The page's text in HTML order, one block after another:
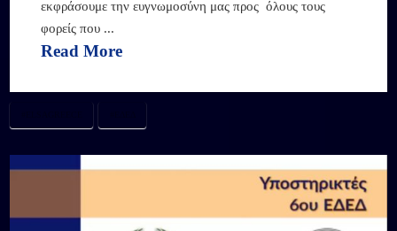
εκφράσουμε την ευγνωμοσύνη μας προς όλους τους
φορείς που ...
Read More